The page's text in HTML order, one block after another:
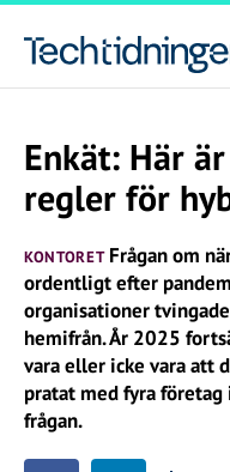
Enkät: Här
regler för
KONTORETFrågan om
ordentligt efter
organisationer
hemifrån. År 2025
vara eller icke vara att
pratat med fyra företag
frågan.